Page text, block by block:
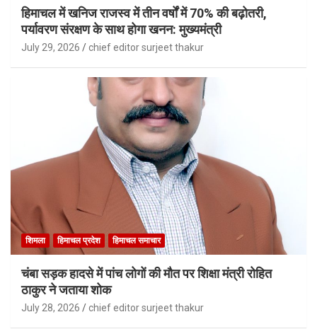
हिमाचल में खनिज राजस्व में तीन वर्षों में 70% की बढ़ोतरी,
पर्यावरण संरक्षण के साथ होगा खनन: मुख्यमंत्री
July 29, 2026 chief editor surjeet thakur
शिमला हिमाचल प्रदेश हिमाचल समाचार
चंबा सड़क हादसे में पांच लोगों की मौत पर शिक्षा मंत्री रोहित
ठाकुर ने जताया शोक
July 28, 2026 chief editor surjeet thakur